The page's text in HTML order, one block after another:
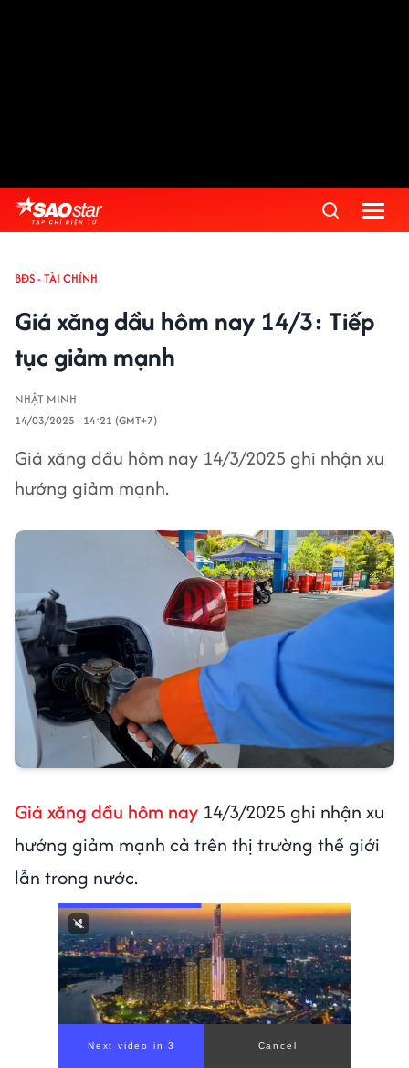
BĐS - TÀI CHÍNH
Giá xăng dầu hôm nay 14/3: Tiếp
tục giảm mạnh
NHẬT MINH
14/03/2025 - 14:21 (GMT+7)
Giá xăng dầu hôm nay 14/3/2025 ghi nhận xu
hướng giảm mạnh.
Giá xăng dầu hôm nay 14/3/2025 ghi nhận xu
hướng giảm mạnh cả trên thị trường thế giới
lẫn trong nước.